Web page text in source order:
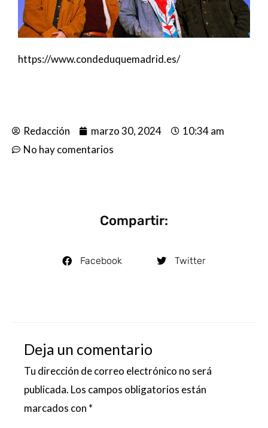
https://www.condeduquemadrid.es/
Redacción marzo 30, 2024
10:34 am
No hay comentarios
Compartir:
Facebook Twitter
Deja un comentario
Tu dirección de correo electrónico no será
publicada. Los campos obligatorios están
marcados con *